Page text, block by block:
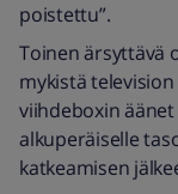
poistettu”.
Toinen ärsyttävä
mykistä
viihdeboxin
alkuperäiselle
katkeamisen